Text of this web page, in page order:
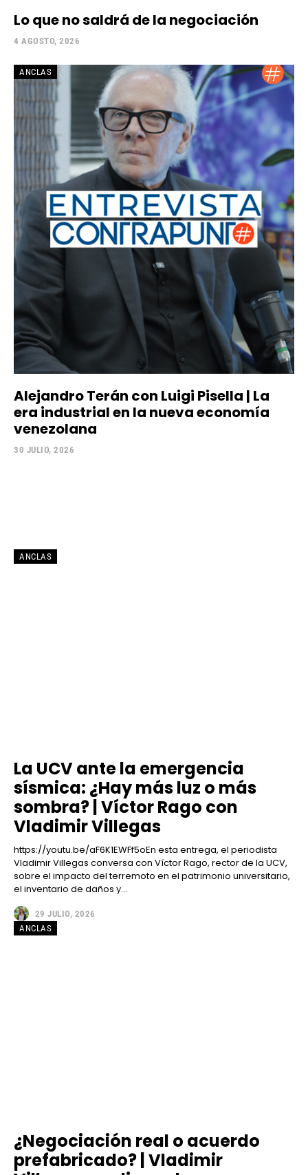
Lo que no saldrá de la negociación
4 AGOSTO, 2026
ANCLAS
Alejandro Terán con Luigi Pisella | La
era industrial en la nueva economía
venezolana
30 JULIO, 2026
ANCLAS
La UCV ante la emergencia
sísmica: ¿Hay más luz o más
sombra? | Víctor Rago con
Vladimir Villegas
https://youtu.be/aF6K1EWFf5oEn esta entrega, el periodista
Vladimir Villegas conversa con Víctor Rago, rector de la UCV,
sobre el impacto del terremoto en el patrimonio universitario,
el inventario de daños y...
29 JULIO, 2026
ANCLAS
¿Negociación real o acuerdo
prefabricado? | Vladimir